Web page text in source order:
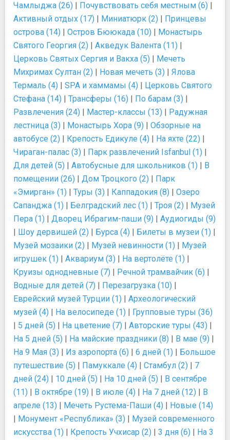
Чамлыджа (26) | Почувствовать себя местным (6) |
Активный отдых (17) | Миниатюрк (2) | Принцевы
острова (14) | Остров Бююкада (10) | Монастырь
Святого Георгия (2) | Акведук Валента (11) |
Церковь Святых Сергия и Вакха (5) | Мечеть
Михримах Султан (2) | Новая мечеть (3) | Ялова
Термаль (4) | SPA и хаммамы (4) | Церковь Святого
Стефана (14) | Трансферы (16) | По барам (3) |
Развлечения (24) | Мастер-классы (13) | Радужная
лестница (3) | Монастырь Хора (9) | Обзорные на
автобусе (2) | Крепость Едикуле (4) | На яхте (22) |
Чираган-палас (3) | Парк развлечений Isfanbul (1) |
Для детей (5) | Автобусные для школьников (1) | В
помещении (26) | Дом Троцкого (2) | Парк
«Эмирган» (1) | Туры (3) | Каппадокия (8) | Озеро
Сапанджа (1) | Белградский лес (1) | Троя (2) | Музей
Пера (1) | Дворец Ибрагим-паши (9) | Аудиогиды (9)
| Шоу дервишей (2) | Бурса (4) | Билеты в музеи (1) |
Музей мозаики (2) | Музей невинности (1) | Музей
игрушек (1) | Аквариум (3) | На вертолёте (1) |
Круизы однодневные (7) | Речной трамвайчик (6) |
Водные для детей (7) | Перезагрузка (10) |
Еврейский музей Турции (1) | Археологический
музей (4) | На велосипеде (1) | Групповые туры (36)
| 5 дней (5) | На цветение (7) | Авторские туры (43) |
На 5 дней (5) | На майские праздники (8) | В мае (9) |
На 9 Мая (3) | Из аэропорта (6) | 6 дней (1) | Большое
путешествие (5) | Памуккале (4) | Стамбул (2) | 7
дней (24) | 10 дней (5) | На 10 дней (5) | В сентябре
(11) | В октябре (19) | В июле (4) | На 7 дней (12) | В
апреле (13) | Мечеть Рустема-Паши (4) | Новые (14)
| Монумент «Республика» (3) | Музей современного
искусства (1) | Крепость Учхисар (2) | 3 дня (6) | На 3